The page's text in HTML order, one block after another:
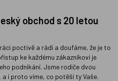
obchod s 20 letou
poctivě a rádi a doufáme, že je to
ke každému zákazníkovi je
podnikání. Jsme rodiče dvou
a i proto víme, co potěší ty Vaše.